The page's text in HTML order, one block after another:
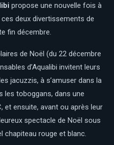
propose une nouvelle fois à
deux divertissements de
fin décembre.
de Noël (du 22 décembre
d’Aqualibi invitent leurs
jacuzzis, à s’amuser dans la
les toboggans, dans une
et ensuite, avant ou après leur
spectacle de Noël sous
chapiteau rouge et blanc.